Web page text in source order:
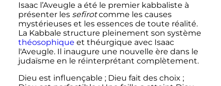
Isaac l’Aveugle a été le premier kabbaliste à
présenter les sefirotcomme les causes
mystérieuses et les essences de toute réalité.
La Kabbale structure pleinement son système
théosophique et théurgique avec Isaac
l'Aveugle. Il inaugure une nouvelle ère dans le
judaïsme en le réinterprétant complètement.
Dieu est influençable ; Dieu fait des choix ;